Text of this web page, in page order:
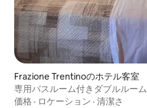
Frazione Trentinoのホテル客室
専用バスルーム付きダブルルーム
価格 · ロケーション · 清潔さ